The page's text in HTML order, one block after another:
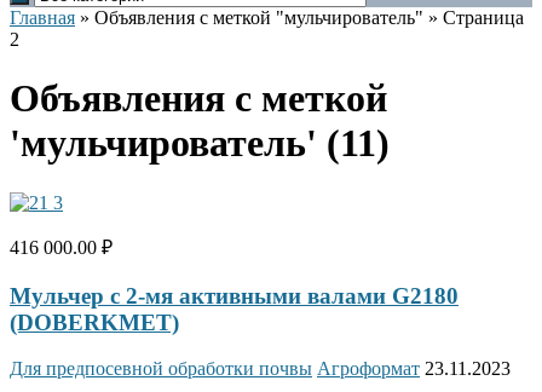
Главная » Объявления с меткой "мульчирователь" » Страница
2
Объявления с меткой
'мульчирователь' (11)
416 000.00 ₽
Мульчер с 2-мя активными валами G2180
(DOBERKMET)
Для предпосевной обработки почвы Агроформат 23.11.2023